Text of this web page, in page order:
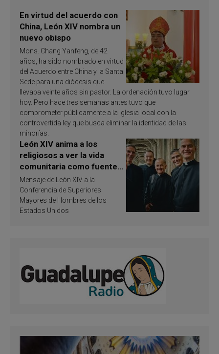
En virtud del acuerdo con
China, León XIV nombra un
nuevo obispo
Mons. Chang Yanfeng, de 42
años, ha sido nombrado en virtud
del Acuerdo entre China y la Santa
Sede para una diócesis que
llevaba veinte años sin pastor. La ordenación tuvo lugar
hoy. Pero hace tres semanas antes tuvo que
comprometer públicamente a la Iglesia local con la
controvertida ley que busca eliminar la identidad de las
minorías.
León XIV anima a los
religiosos a ver la vida
comunitaria como fuente
de inspiración y
santificación
Mensaje de León XIV a la
Conferencia de Superiores
Mayores de Hombres de los
Estados Unidos